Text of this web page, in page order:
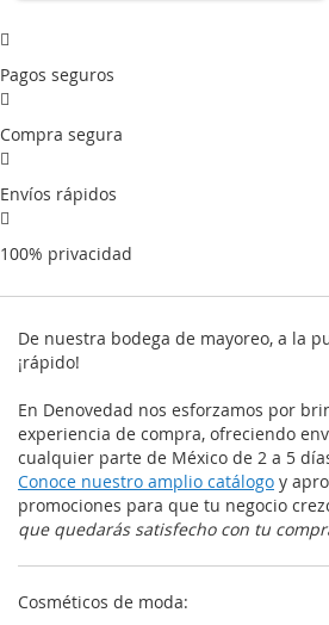
Pagos seguros
Compra segura
Envíos rápidos
100% privacidad
De nuestra bodega de mayoreo, a la
¡rápido!
En Denovedad nos esforzamos por
experiencia de compra, ofreciendo
cualquier parte de México de 2 a 5
Conoce nuestro amplio catálogo y
promociones para que tu negocio
que quedarás satisfecho con tu
Cosméticos de moda: